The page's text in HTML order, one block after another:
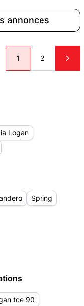
annonces
1 2
Logan
Spring
tce 90